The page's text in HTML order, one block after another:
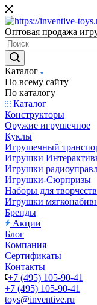
Оптовая продажа
Каталог
По всему сайту
По каталогу
Каталог
Конструкторы
Оружие игрушечное
Куклы
Игрушечный
Игрушки
Игрушки
Игрушки-Сюрпризы
Наборы для
Игрушки
Бренды
Акции
Блог
Компания
Сертификаты
Контакты
+7 (495) 105-90-41
+7 (495) 105-90-41
toys@inventive.ru